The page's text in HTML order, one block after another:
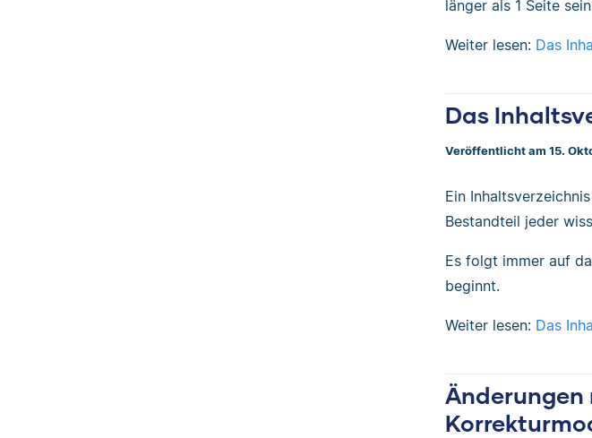
länger als 1 Seite
Weiter lesen: Das
Das
Veröffentlicht am 15.
Ein
Bestandteil jeder
Es folgt immer auf
beginnt.
Weiter lesen: Das